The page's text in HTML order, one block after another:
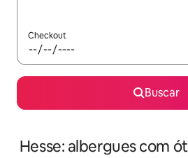
Checkout
Buscar
Hesse: albergues com